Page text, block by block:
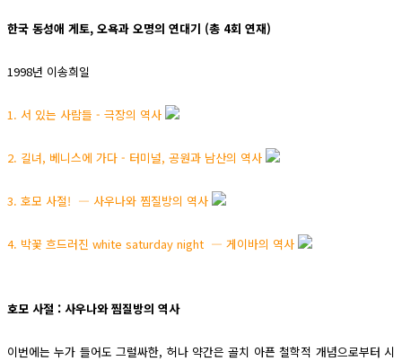
한국 동성애 게토, 오욕과 오명의 연대기 (총 4회 연재)
1998년 이송희일
1. 서 있는 사람들 - 극장의 역사
2. 길녀, 베니스에 가다 - 터미널, 공원과 남산의 역사
3. 호모 사절! ― 사우나와 찜질방의 역사
4. 박꽃 흐드러진 white saturday night ― 게이바의 역사
호모 사절 : 사우나와 찜질방의 역사
이번에는 누가 들어도 그럴싸한, 허나 약간은 골치 아픈 철학적 개념으로부터 시